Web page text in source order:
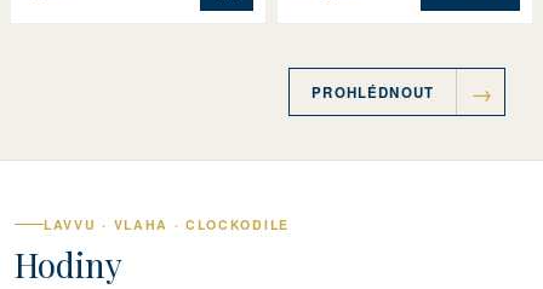
PROHLÉDNOUT
LAVVU · VLAHA · CLOCKODILE
Hodiny